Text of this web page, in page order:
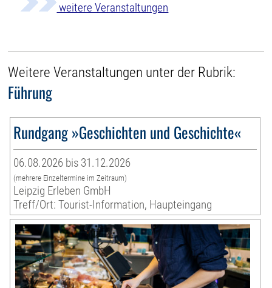
weitere Veranstaltungen
Weitere Veranstaltungen unter der Rubrik:
Führung
Rundgang »Geschichten und Geschichte«
06.08.2026 bis 31.12.2026
(mehrere Einzeltermine im Zeitraum)
Leipzig Erleben GmbH
Treff/Ort: Tourist-Information, Haupteingang